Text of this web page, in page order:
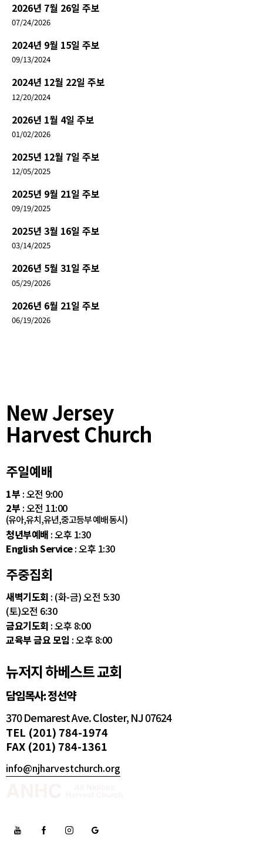
2026년 7월 26일 주보
07/24/2026
2024년 9월 15일 주보
09/13/2024
2024년 12월 22일 주보
12/20/2024
2026년 1월 4일 주보
01/02/2026
2025년 12월 7일 주보
12/05/2025
2025년 9월 21일 주보
09/19/2025
2025년 3월 16일 주보
03/14/2025
2026년 5월 31일 주보
05/29/2026
2026년 6월 21일 주보
06/19/2026
New Jersey
Harvest Church
주일예배
1부 : 오전 9:00
2부 : 오전 11:00
(유아,유치,유년,중고등부 예배 동시)
청년부예배 : 오후 1:30
English Service: 오후 1:30
주중집회
새벽기도회 : (화-금) 오전 5:30
(토)오전 6:30
금요기도회 : 오후 8:00
교육부 금요 모임 : 오후 8:00
뉴저지 하베스트 교회
담임목사: 정선약
370 Demarest Ave. Closter, NJ 07624
TEL (201) 784-1974
FAX (201) 784-1361
info@njharvestchurch.org